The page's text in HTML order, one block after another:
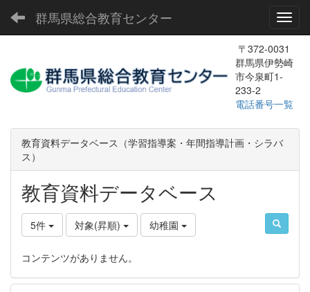
群馬県総合教育センター
〒372-0031
群馬県伊勢崎
市今泉町1-
233-2
電話番号一覧
教育資料データベース（学習指導案・年間指導計画・シラバ
ス）
教育資料データベース
5件 対象(昇順) 幼稚園
コンテンツがありません。